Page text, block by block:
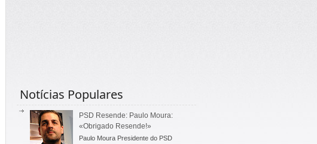
Notícias Populares
PSD Resende: Paulo Moura:
«Obrigado Resende!»
Paulo Moura Presidente do PSD